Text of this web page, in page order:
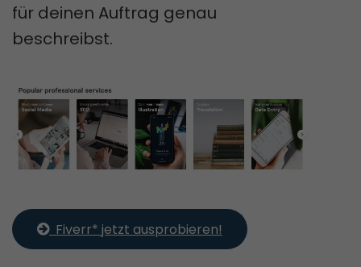
für deinen Auftrag genau
beschreibst.
  Fiverr* jetzt ausprobieren!